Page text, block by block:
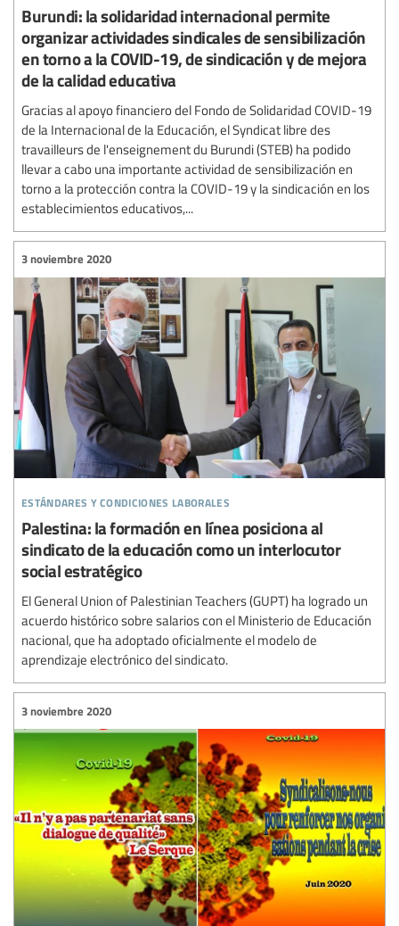
Burundi: la solidaridad internacional permite
organizar actividades sindicales de sensibilización
en torno a la COVID-19, de sindicación y de mejora
de la calidad educativa
Gracias al apoyo financiero del Fondo de Solidaridad COVID-19
de la Internacional de la Educación, el Syndicat libre des
travailleurs de l'enseignement du Burundi (STEB) ha podido
llevar a cabo una importante actividad de sensibilización en
torno a la protección contra la COVID-19 y la sindicación en los
establecimientos educativos,...
estándares y condiciones laborales
3 noviembre 2020
Palestina: la formación en línea posiciona al
sindicato de la educación como un interlocutor
social estratégico
El General Union of Palestinian Teachers (GUPT) ha logrado un
acuerdo histórico sobre salarios con el Ministerio de Educación
nacional, que ha adoptado oficialmente el modelo de
aprendizaje electrónico del sindicato.
3 noviembre 2020